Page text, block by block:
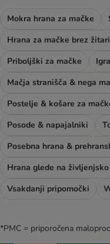
Mokra hrana za mačke
Hrana za mačke brez
Priboljški za mačke
Mačja stranišča & nega
Postelje & košare za
Posode & napajalniki
Vsakdanji pripomočki
*PMC = priporočena